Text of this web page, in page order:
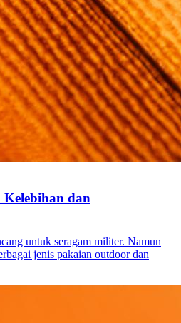
dan
untuk seragam militer. Namun
jenis pakaian outdoor dan